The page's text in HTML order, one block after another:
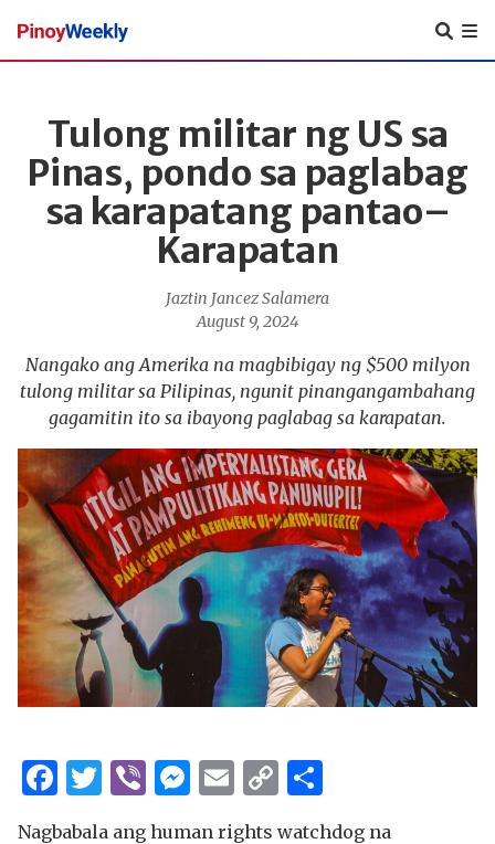
Pinoy
Weekly
Tulong militar ng US sa
Pinas, pondo sa paglabag
sa karapatang pantao–
Karapatan
Jaztin Jancez Salamera
August 9, 2024
Nangako ang Amerika na magbibigay ng $500 milyon
tulong militar sa Pilipinas, ngunit pinangangambahang
gagamitin ito sa ibayong paglabag sa karapatan.
Facebook
Twitter
ViberMessenger
Email
Copy
Link
Nagbabala ang human rights watchdog na